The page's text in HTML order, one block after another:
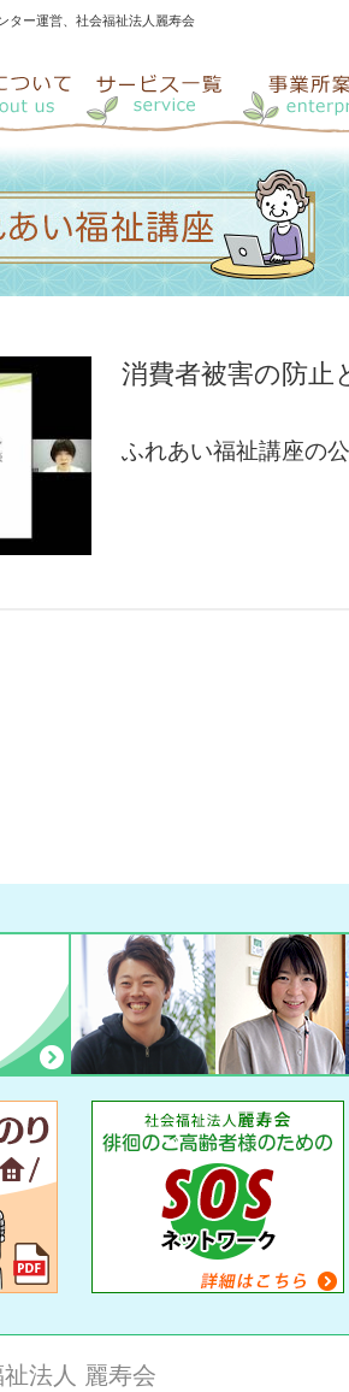
ター運営、社会福祉法人麗寿会
消費者被害の防止
ふれあい福祉講座の
法人 麗寿会